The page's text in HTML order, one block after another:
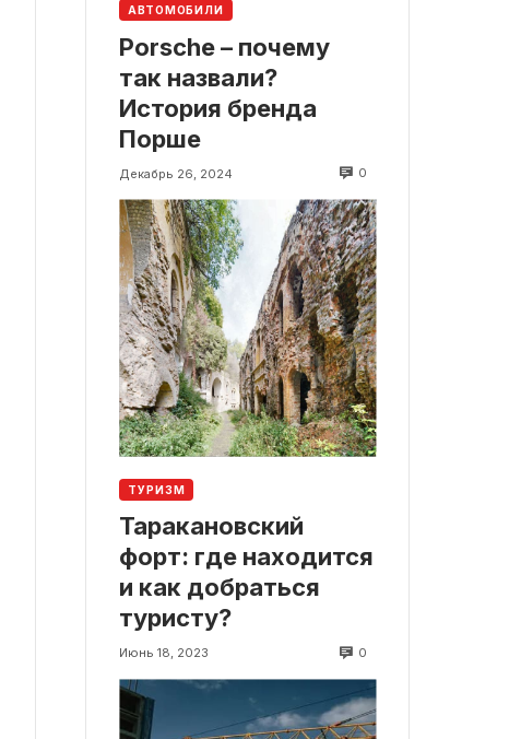
АВТОМОБИЛИ
Porsche – почему
так назвали?
История бренда
Порше
Декабрь 26, 2024 0
ТУРИЗМ
Таракановский
форт: где находится
и как добраться
туристу?
Июнь 18, 2023 0